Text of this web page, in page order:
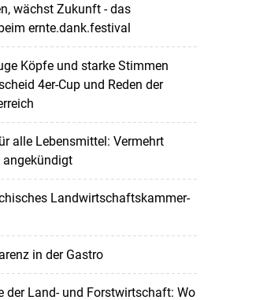
wächst Zukunft - das
ernte.dank.festival
Köpfe und starke Stimmen
4er-Cup und Reden der
alle Lebensmittel: Vermehrt
Landwirtschaftskammer-
in der Gastro
der Land- und Forstwirtschaft: Wo